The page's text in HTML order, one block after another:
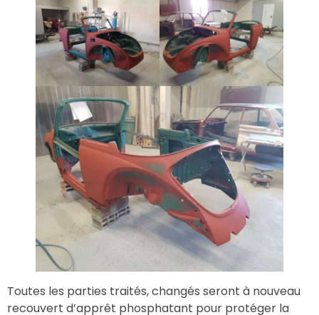
Toutes les parties traités, changés seront à nouveau
recouvert d’apprêt phosphatant pour protéger la